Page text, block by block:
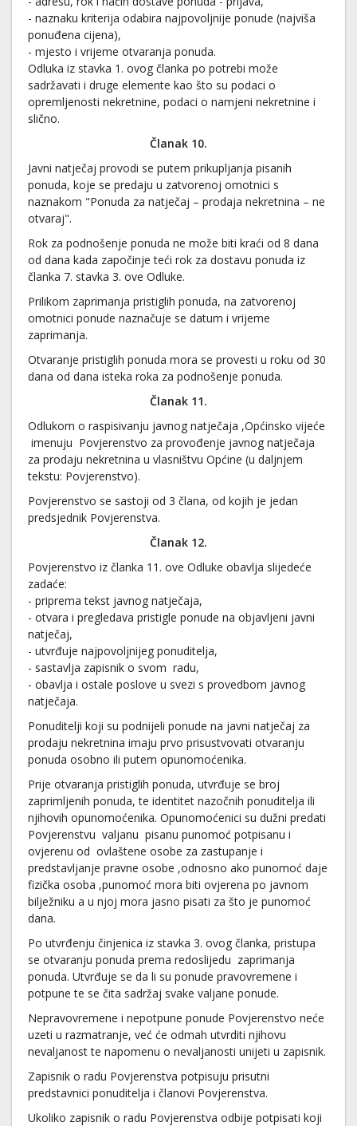
- naznaku kriterija odabira najpovoljnije ponude (najviša
ponuđena cijena),
- mjesto i vrijeme otvaranja ponuda.
Odluka iz stavka 1. ovog članka po potrebi može
sadržavati i druge elemente kao što su podaci o
opremljenosti nekretnine, podaci o namjeni nekretnine i
slično.
Članak 10.
Javni natječaj provodi se putem prikupljanja pisanih
ponuda, koje se predaju u zatvorenoj omotnici s
naznakom "Ponuda za natječaj – prodaja nekretnina – ne
otvaraj".
Rok za podnošenje ponuda ne može biti kraći od 8 dana
od dana kada započinje teći rok za dostavu ponuda iz
članka 7. stavka 3. ove Odluke.
Prilikom zaprimanja pristiglih ponuda, na zatvorenoj
omotnici ponude naznačuje se datum i vrijeme
zaprimanja.
Otvaranje pristiglih ponuda mora se provesti u roku od 30
dana od dana isteka roka za podnošenje ponuda.
Članak 11.
Odlukom o raspisivanju javnog natječaja ,Općinsko vijeće
imenuju Povjerenstvo za provođenje javnog natječaja
za prodaju nekretnina u vlasništvu Općine (u daljnjem
tekstu: Povjerenstvo).
Povjerenstvo se sastoji od 3 člana, od kojih je jedan
predsjednik Povjerenstva.
Članak 12.
Povjerenstvo iz članka 11. ove Odluke obavlja slijedeće
zadaće:
- priprema tekst javnog natječaja,
- otvara i pregledava pristigle ponude na objavljeni javni
natječaj,
- utvrđuje najpovoljnijeg ponuditelja,
- sastavlja zapisnik o svom radu,
- obavlja i ostale poslove u svezi s provedbom javnog
natječaja.
Ponuditelji koji su podnijeli ponude na javni natječaj za
prodaju nekretnina imaju prvo prisustvovati otvaranju
ponuda osobno ili putem opunomoćenika.
Prije otvaranja pristiglih ponuda, utvrđuje se broj
zaprimljenih ponuda, te identitet nazočnih ponuditelja ili
njihovih opunomoćenika. Opunomoćenici su dužni predati
Povjerenstvu valjanu pisanu punomoć potpisanu i
ovjerenu od ovlaštene osobe za zastupanje i
predstavljanje pravne osobe ,odnosno ako punomoć daje
fizička osoba ,punomoć mora biti ovjerena po javnom
bilježniku a u njoj mora jasno pisati za što je punomoć
dana.
Po utvrđenju činjenica iz stavka 3. ovog članka, pristupa
se otvaranju ponuda prema redoslijedu zaprimanja
ponuda. Utvrđuje se da li su ponude pravovremene i
potpune te se čita sadržaj svake valjane ponude.
Nepravovremene i nepotpune ponude Povjerenstvo neće
uzeti u razmatranje, već će odmah utvrditi njihovu
nevaljanost te napomenu o nevaljanosti unijeti u zapisnik.
Zapisnik o radu Povjerenstva potpisuju prisutni
predstavnici ponuditelja i članovi Povjerenstva.
Ukoliko zapisnik o radu Povjerenstva odbije potpisati koji